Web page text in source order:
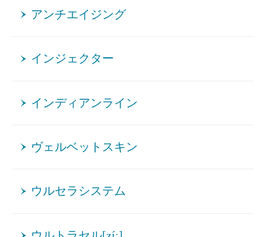
アンチエイジング
インジェクター
インディアンライン
ヴェルベットスキン
ウルセラシステム